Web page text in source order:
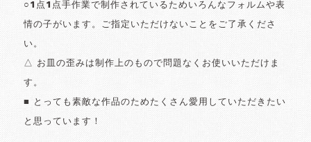
○1点1点手作業で制作されているためいろんなフォルムや表
情の子がいます。ご指定いただけないことをご了承くださ
い。
△ お皿の歪みは制作上のもので問題なくお使いいただけま
す。
■ とっても素敵な作品のためたくさん愛用していただきたい
と思っています！